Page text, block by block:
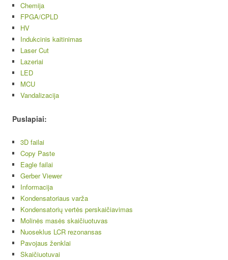
Chemija
FPGA/CPLD
HV
Indukcinis kaitinimas
Laser Cut
Lazeriai
LED
MCU
Vandalizacija
Puslapiai:
3D failai
Copy Paste
Eagle failai
Gerber Viewer
Informacija
Kondensatoriaus varža
Kondensatorių vertės perskaičiavimas
Molinės masės skaičiuotuvas
Nuoseklus LCR rezonansas
Pavojaus ženklai
Skaičiuotuvai